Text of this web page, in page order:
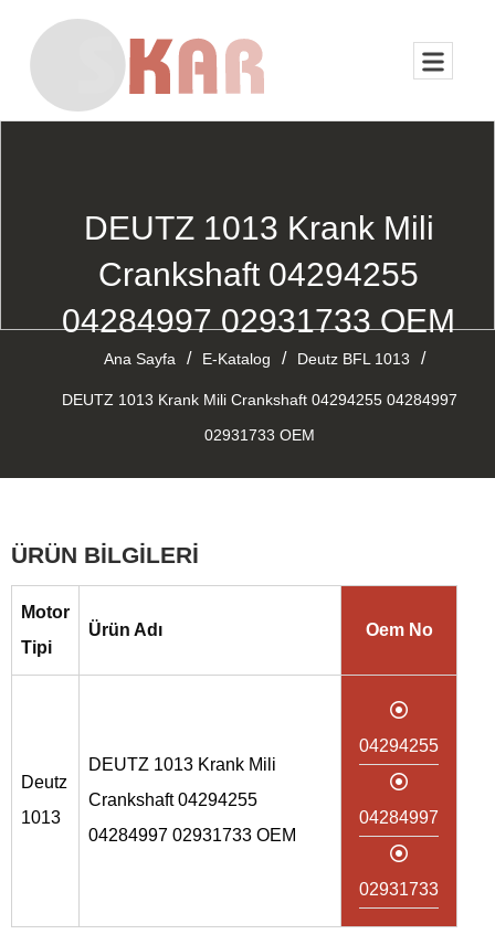
DEUTZ 1013 Krank Mili
Crankshaft 04294255
04284997 02931733 OEM
Ana Sayfa / E-Katalog / Deutz BFL 1013 /
DEUTZ 1013 Krank Mili Crankshaft 04294255 04284997
02931733 OEM
ÜRÜN BİLGİLERİ
Motor
Tipi
Ürün Adı Oem No
Deutz
1013
DEUTZ 1013 Krank Mili
Crankshaft 04294255
04284997 02931733 OEM
04294255
04284997
02931733